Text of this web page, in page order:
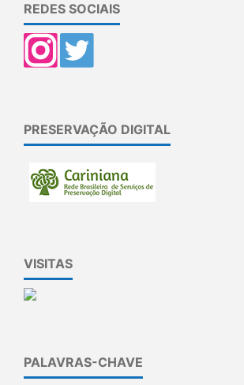
REDES SOCIAIS
PRESERVAÇÃO DIGITAL
VISITAS
PALAVRAS-CHAVE